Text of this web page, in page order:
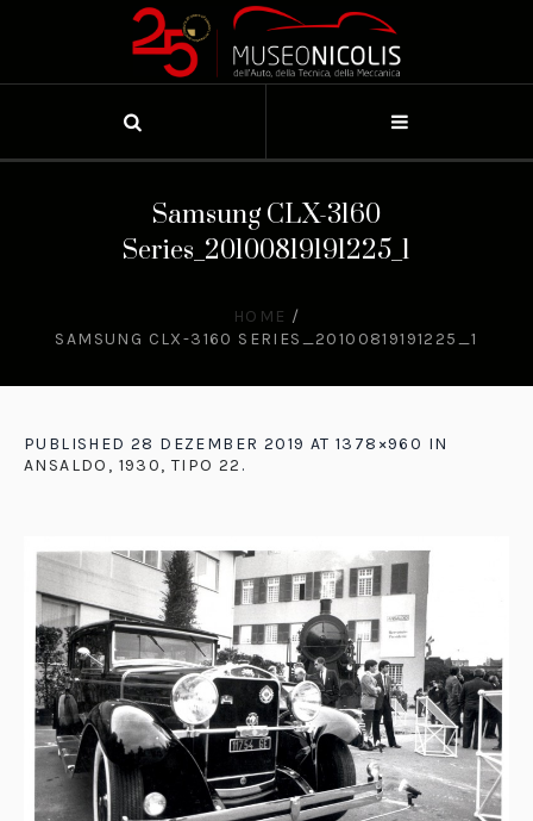
Samsung CLX-3160
Series_20100819191225_1
HOME /
SAMSUNG CLX-3160 SERIES_20100819191225_1
PUBLISHED 28 DEZEMBER 2019 AT 1378×960 IN
ANSALDO, 1930, TIPO 22 .